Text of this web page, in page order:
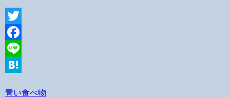
Twitter
Facebook
Line
青い食べ物